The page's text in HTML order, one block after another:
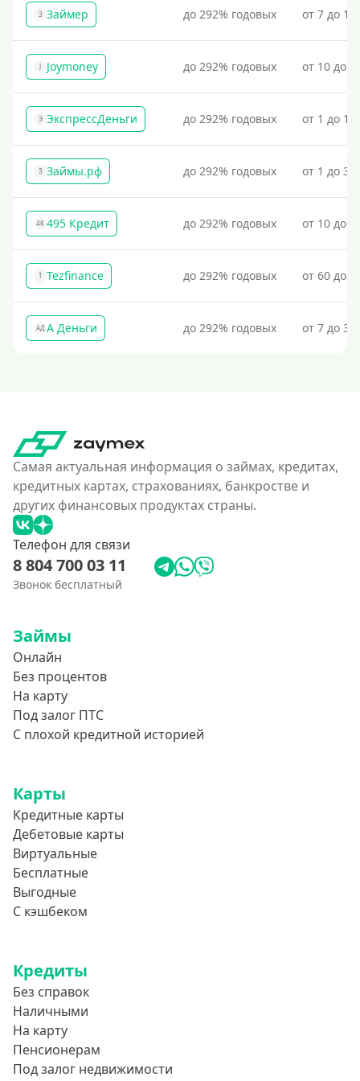
З Займер до 292% годовых от 7 до
J Joymoney до 292% годовых от 10 до
Э ЭкспрессДеньги до 292% годовых от 1 до
З Займы.рф до 292% годовых от 1 до
4К 495 Кредит до 292% годовых от 10 до
T Tezfinance до 292% годовых от 60 до
АД А Деньги до 292% годовых от 7 до
Самая актуальная информация о займах, кредитах,
кредитных картах, страхованиях, банкростве и
других финансовых продуктах страны.
Телефон для связи
8 804 700 03 11
Звонок бесплатный
Займы
Онлайн
Без процентов
На карту
Под залог ПТС
С плохой кредитной историей
Карты
Кредитные карты
Дебетовые карты
Виртуальные
Бесплатные
Выгодные
С кэшбеком
Кредиты
Без справок
Наличными
На карту
Пенсионерам
Под залог недвижимости